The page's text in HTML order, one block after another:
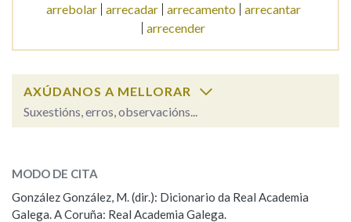
OUTRAS OPCIÓNS DE BUSCA
Marcas gramaticais
arrebolar arrecadar arrecamento arrecantar
arrecender
AXÚDANOS A MELLORAR
Suxestións, erros, observacións...
ESCOLLE UNHA OPCIÓN:
Observación Hai un erro na palabra
MODO DE CITA
González González, M. (dir.): Dicionario da Real Academia
Galega. A Coruña: Real Academia Galega.